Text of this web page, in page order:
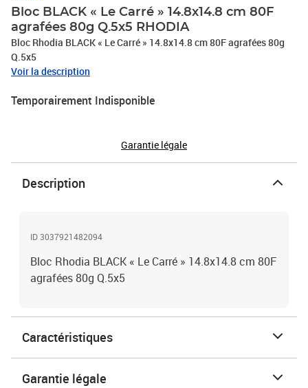
Bloc BLACK « Le Carré » 14.8x14.8 cm 80F
agrafées 80g Q.5x5 RHODIA
Bloc Rhodia BLACK « Le Carré » 14.8x14.8 cm 80F agrafées 80g
Q.5x5
Voir la description
Temporairement Indisponible
Garantie légale
Description
ID 3037921482094
Bloc Rhodia BLACK « Le Carré » 14.8x14.8 cm 80F
agrafées 80g Q.5x5
Caractéristiques
Garantie légale